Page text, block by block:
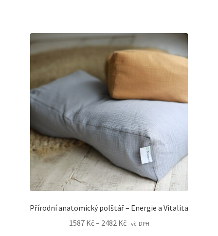
Možnosti
lze
vybrat
produktu
Přírodní anatomický polštář – Energie a Vitalita
1587 Kč– 2482 KčRozpětí
- vč. DPH